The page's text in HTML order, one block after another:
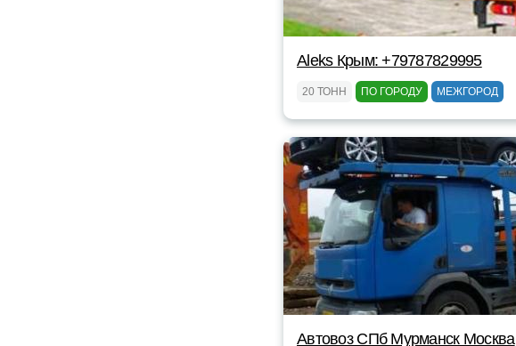
Aleks Крым: +79787829995
20 ТОНН ПО ГОРОДУ МЕЖГОРОД
Автовоз СПб Мурманск Москва